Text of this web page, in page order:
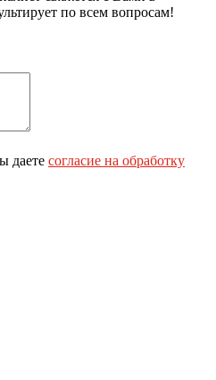
по всем вопросам!
даете согласие на обработку